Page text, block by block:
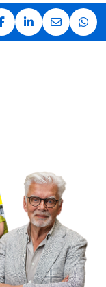
Deel op Facebook
Deel op LinkedIn
Deel via e-
Deel